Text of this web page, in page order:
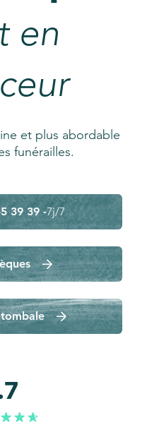
en
et plus abordable
funérailles.
39 39 -7j/7